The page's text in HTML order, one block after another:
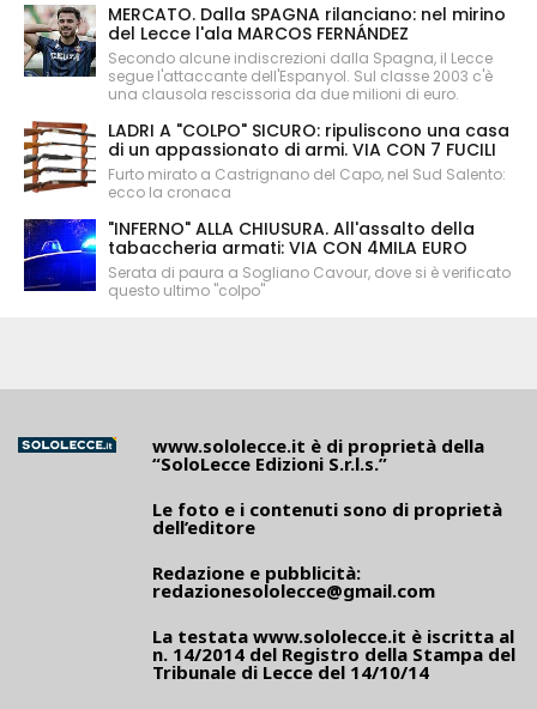
MERCATO. Dalla SPAGNA rilanciano: nel mirino
del Lecce l'ala MARCOS FERNÁNDEZ
Secondo alcune indiscrezioni dalla Spagna, il Lecce
segue l'attaccante dell'Espanyol. Sul classe 2003 c'è
una clausola rescissoria da due milioni di euro.
LADRI A "COLPO" SICURO: ripuliscono una casa
di un appassionato di armi. VIA CON 7 FUCILI
Furto mirato a Castrignano del Capo, nel Sud Salento:
ecco la cronaca
"INFERNO" ALLA CHIUSURA. All'assalto della
tabaccheria armati: VIA CON 4MILA EURO
Serata di paura a Sogliano Cavour, dove si è verificato
questo ultimo "colpo"
www.sololecce.it è di proprietà della
“SoloLecce Edizioni S.r.l.s.”
Le foto e i contenuti sono di proprietà
dell’editore
Redazione e pubblicità:
redazionesololecce@gmail.com
La testata www.sololecce.it è iscritta al
n. 14/2014 del Registro della Stampa del
Tribunale di Lecce del 14/10/14